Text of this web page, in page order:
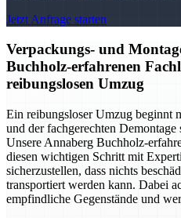
Jetzt Anfrage starten
Verpackungs- und
Buchholz-erfahrenen
reibungslosen Umzug
Ein reibungsloser Umzug beginnt
und der fachgerechten
Unsere Annaberg Buchholz-
diesen wichtigen Schritt mit
sicherzustellen, dass nichts
transportiert werden kann. Dabei
empfindliche Gegenstände und